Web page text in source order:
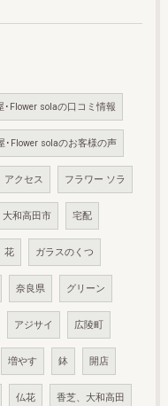
･Flower solaの口コミ情報
･Flower solaのお客様の声
アクセス フラワー ソラ
大和高田市 宅配
花 ガラスのくつ
奈良県 グリーン
アジサイ 広陵町
増やす 鉢 開店
仏花 香芝、大和高田